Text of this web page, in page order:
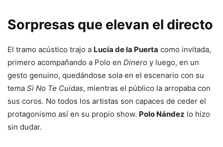
Sorpresas que elevan el directo
El tramo acústico trajo a Lucía de la Puerta como invitada,
primero acompañando a Polo en Dinero y luego, en un
gesto genuino, quedándose sola en el escenario con su
tema Si No Te Cuidas, mientras el público la arropaba con
sus coros. No todos los artistas son capaces de ceder el
protagonismo así en su propio show. Polo Nández lo hizo
sin dudar.